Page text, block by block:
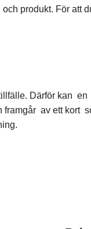
produkt. För att
Därför kan
framgår av ett